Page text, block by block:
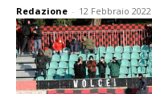
Redazione - 12 Febbraio 2022